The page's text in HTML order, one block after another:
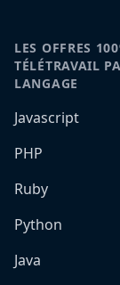
LES OFFRES
TÉLÉTRAVAIL
LANGAGE
Javascript
PHP
Ruby
Python
Java